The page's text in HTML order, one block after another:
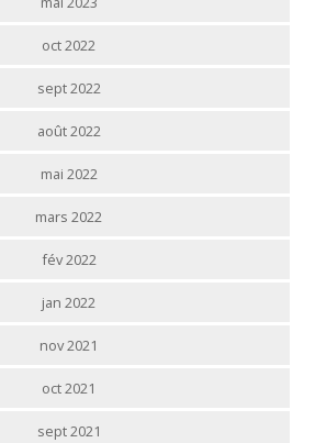
oct 2022
sept 2022
août 2022
mai 2022
mars 2022
fév 2022
jan 2022
nov 2021
oct 2021
sept 2021